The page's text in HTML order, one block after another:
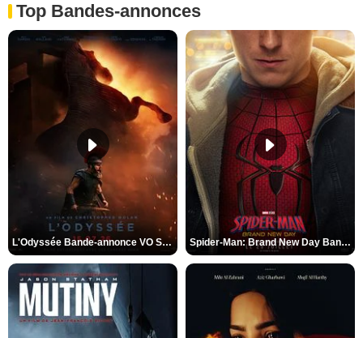
Top Bandes-annonces
L'Odyssée Bande-annonce VO STFR Spider-Man: Brand New Day Bande-annonce VO STFR